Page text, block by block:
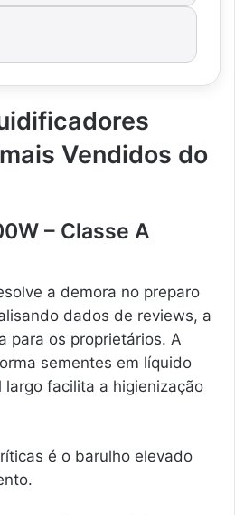
Vendidos do
– Classe A
a demora no preparo
dados de reviews, a
para os proprietários. A
sementes em líquido
facilita a higienização
é o barulho elevado